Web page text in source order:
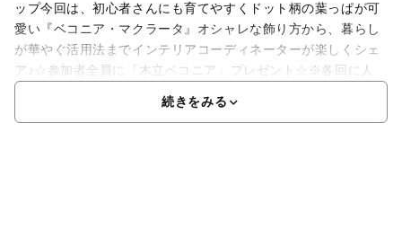
ップ今回は、初心者さんにも育てやすくドット柄の葉っぱが可
愛い『ベコニア・マクラータ』オシャレな飾り方から、暮らし
が華やぐ活用法までインテリアコーディネーターが楽しくシェ
ア♪☆参加者全員に『木立ベコニア』プレゼント☆※各回に人
続きをみる